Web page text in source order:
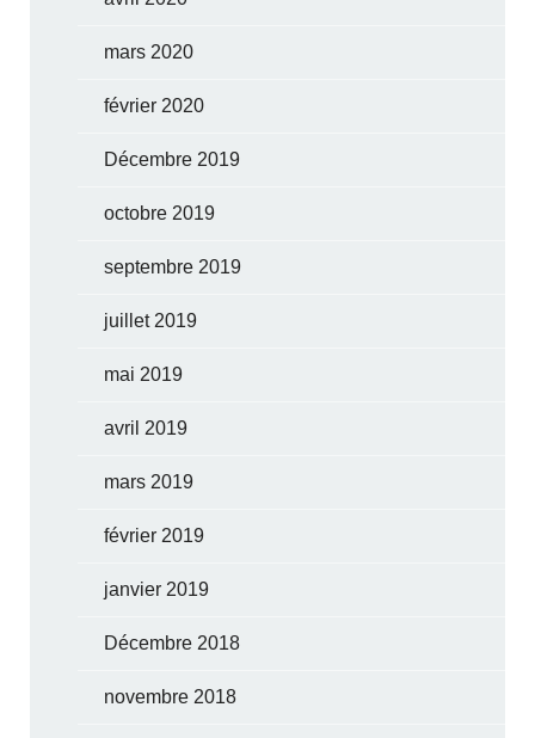
mars 2020
février 2020
Décembre 2019
octobre 2019
septembre 2019
juillet 2019
mai 2019
avril 2019
mars 2019
février 2019
janvier 2019
Décembre 2018
novembre 2018